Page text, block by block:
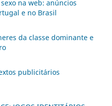
na web: anúncios
e no Brasil
da classe dominante e
publicitários